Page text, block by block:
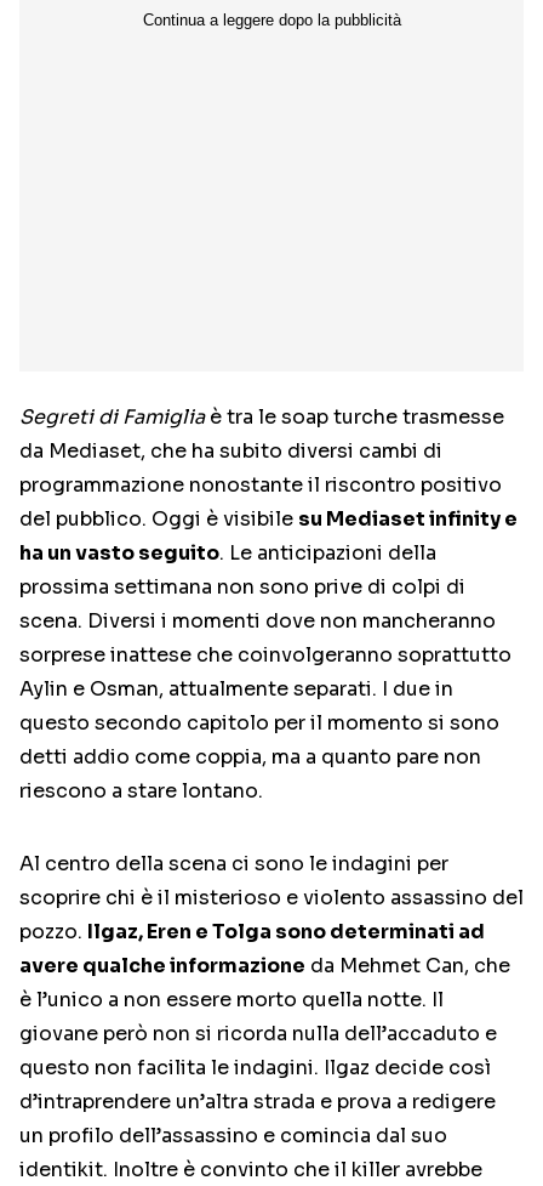
Segreti di Famigliaè tra le soap turche trasmesse
da Mediaset, che ha subito diversi cambi di
programmazione nonostante il riscontro positivo
del pubblico. Oggi è visibile su Mediaset infinity e
ha un vasto seguito. Le anticipazioni della
prossima settimana non sono prive di colpi di
scena. Diversi i momenti dove non mancheranno
sorprese inattese che coinvolgeranno soprattutto
Aylin e Osman, attualmente separati. I due in
questo secondo capitolo per il momento si sono
detti addio come coppia, ma a quanto pare non
riescono a stare lontano.
Al centro della scena ci sono le indagini per
scoprire chi è il misterioso e violento assassino del
pozzo. Ilgaz, Eren e Tolga sono determinati ad
avere qualche informazione da Mehmet Can, che
è l’unico a non essere morto quella notte. Il
giovane però non si ricorda nulla dell’accaduto e
questo non facilita le indagini. Ilgaz decide così
d’intraprendere un’altra strada e prova a redigere
un profilo dell’assassino e comincia dal suo
identikit. Inoltre è convinto che il killer avrebbe